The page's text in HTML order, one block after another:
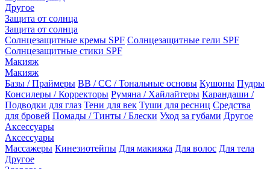
Другое
Защита от солнца
Защита от солнца
Солнцезащитные кремы SPF Солнцезащитные гели SPF
Солнцезащитные стики SPF
Макияж
Макияж
Базы / Праймеры BB / CC / Тональные основы Кушоны Пудры
Консилеры / Корректоры Румяна / Хайлайтеры Карандаши /
Подводки для глаз Тени для век Туши для ресниц Средства
для бровей Помады / Тинты / Блески Уход за губами Другое
Аксессуары
Аксессуары
Массажеры Кинезиотейпы Для макияжа Для волос Для тела
Другое